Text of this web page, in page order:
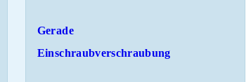
Gerade
Einschraubverschraubung